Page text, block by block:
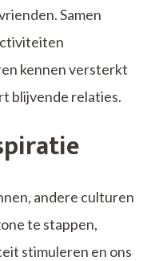
Samen
kennen versterkt
blijvende relaties.
andere culturen
te stappen,
stimuleren en ons